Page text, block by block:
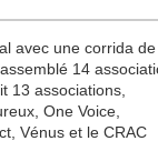
avec une corrida de
14
13 associations,
One Voice,
Vénus et le CRAC